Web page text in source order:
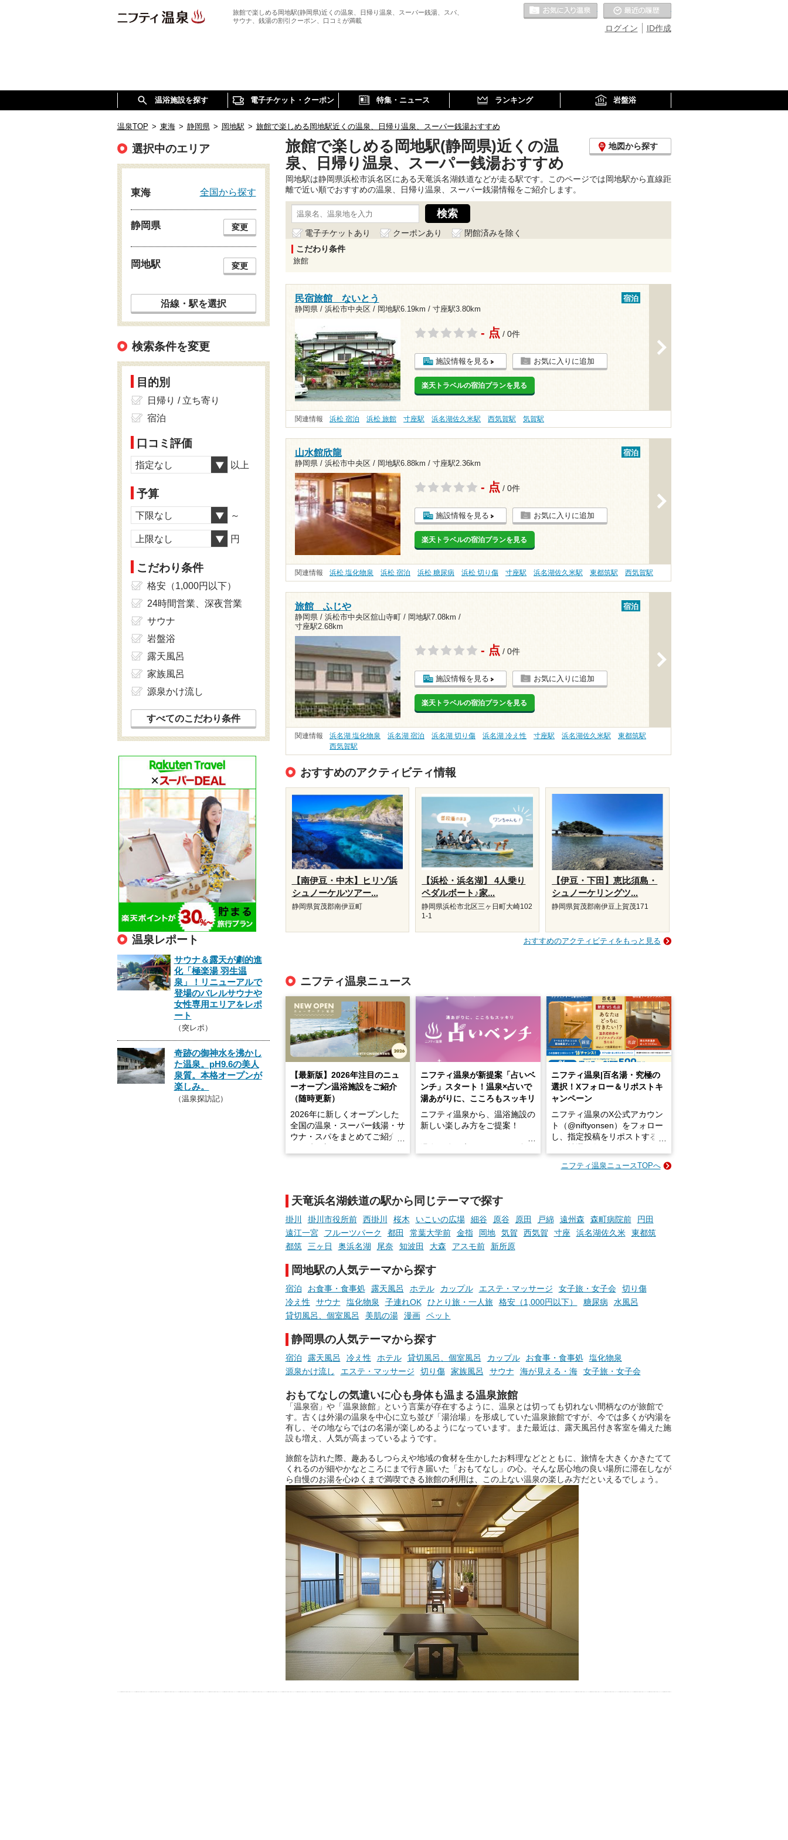
旅館で楽しめる岡地駅(静岡県)近くの温泉、日帰り温泉、スーパー銭湯、スパ、
サウナ、銭湯の割引クーポン、口コミが満載
ID作成
ログイン
お気に入りの温泉
温浴施設を探す 電子チケット・クーポン 特集・ニュース ランキング 岩盤浴
温泉TOP > 東海 > 静岡県 > 岡地駅 > 旅館で楽しめる岡地駅近くの温泉、日帰り温泉、スーパー銭湯おすすめ
旅館で楽しめる岡地駅(静岡県)近くの温
泉、日帰り温泉、スーパー銭湯おすすめ
地図から探す
岡地駅は静岡県浜松市浜名区にある天竜浜名湖鉄道などが走る駅です。このページでは岡地駅から直線距
離で近い順でおすすめの温泉、日帰り温泉、スーパー銭湯情報をご紹介します。
電子チケットあり クーポンあり
閉館済みを除く
こだわり条件
旅館
民宿旅館 ないとう
静岡県 / 浜松市中央区 / 岡地駅6.19km / 寸座駅3.80km
宿泊
- 点 / 0件
施設情報を見る お気に入りに追加
楽天トラベルの宿泊プランを見る
関連情報 浜松 宿泊 浜松 旅館 寸座駅 浜名湖佐久米駅 西気賀駅 気賀駅
山水館欣龍
静岡県 / 浜松市中央区 / 岡地駅6.88km / 寸座駅2.36km
宿泊
- 点 / 0件
施設情報を見る お気に入りに追加
楽天トラベルの宿泊プランを見る
関連情報 浜松 塩化物泉 浜松 宿泊 浜松 糖尿病 浜松 切り傷 寸座駅 浜名湖佐久米駅 東都筑駅 西気賀駅
旅館 ふじや
静岡県 / 浜松市中央区舘山寺町 / 岡地駅7.08km /
寸座駅2.68km
宿泊
- 点 / 0件
施設情報を見る お気に入りに追加
楽天トラベルの宿泊プランを見る
関連情報 浜名湖 塩化物泉 浜名湖 宿泊 浜名湖 切り傷 浜名湖 冷え性 寸座駅 浜名湖佐久米駅
東都筑駅
西気賀駅
おすすめのアクティビティ情報
【南伊豆・中木】ヒリゾ浜
シュノーケルツアー...
静岡県賀茂郡南伊豆町
【浜松・浜名湖】 4人乗り
ペダルボート♪家...
静岡県浜松市北区三ヶ日町大崎102
1-1
【伊豆・下田】恵比須島・
シュノーケリングツ...
静岡県賀茂郡南伊豆上賀茂171
おすすめのアクティビティをもっと見る
ニフティ温泉ニュース
【最新版】2026年注目のニュ
ーオープン温浴施設をご紹介
（随時更新）
2026年に新しくオープンした
全国の温泉・スーパー銭湯・サ
ウナ・スパをまとめてご紹介！
います。
現地取材記事もあわせて紹介し
ていますので、気になる施設は
ぜひチェックして次のおでかけ
先の参考にしてみてください
ニフティ温泉が新提案「占いベ
ンチ」スタート！温泉×占いで
湯あがりに、こころもスッキリ
ニフティ温泉から、温浴施設の
新しい楽しみ方をご提案！
手相やタロットなど気軽に楽し
める占いで、“ととのう”おふろ
時間を、もっと特別に。
ニフティ温泉|百名湯・究極の
選択！Xフォロー＆リポストキ
ャンペーン
ニフティ温泉のX公式アカウン
ト（@niftyonsen）をフォロー
し、指定投稿をリポストする
GIFT500円分をプレゼントい
ニフティ温泉ニュースTOPへ
天竜浜名湖鉄道の駅から同じテーマで探す
掛川 掛川市役所前 西掛川 桜木 いこいの広場 細谷 原谷 原田 戸綿 遠州森 森町病院前
円田
遠江一宮
フルーツパーク 都田 常葉大学前 金指 岡地 気賀 西気賀 寸座 浜名湖佐久米
東都筑
都筑
三ヶ日 奥浜名湖 尾奈 知波田 大森 アスモ前 新所原
岡地駅の人気テーマから探す
宿泊 お食事・食事処 露天風呂 ホテル カップル エステ・マッサージ 女子旅・女子会
切り傷
冷え性
サウナ 塩化物泉 子連れOK ひとり旅・一人旅 格安（1,000円以下） 糖尿病
水風呂
貸切風呂、個室風呂
美肌の湯 漫画 ペット
静岡県の人気テーマから探す
宿泊 露天風呂 冷え性 ホテル 貸切風呂、個室風呂 カップル お食事・食事処
塩化物泉
源泉かけ流し
エステ・マッサージ 切り傷 家族風呂 サウナ 海が見える・海 女子旅・女子会
おもてなしの気遣いに心も身体も温まる温泉旅館
「温泉宿」や「温泉旅館」という言葉が存在するように、温泉とは切っても切れない間柄なのが旅館で
す。古くは外湯の温泉を中心に立ち並び「湯治場」を形成していた温泉旅館ですが、今では多くが内湯を
有し、その地ならではの名湯が楽しめるようになっています。また最近は、露天風呂付き客室を備えた施
設も増え、人気が高まっているようです。
旅館を訪れた際、趣あるしつらえや地域の食材を生かしたお料理などとともに、旅情を大きくかきたてて
くれるのが細やかなところにまで行き届いた「おもてなし」の心。そんな居心地の良い場所に滞在しなが
ら自慢のお湯を心ゆくまで満喫できる旅館の利用は、この上ない温泉の楽しみ方だといえるでしょう。
選択中のエリア
東海 全国から探す
静岡県 変更
岡地駅 変更
沿線・駅を選択
検索条件を変更
目的別
日帰り / 立ち寄り
宿泊
口コミ評価
指定なし 以上
予算
下限なし ～
上限なし 円
こだわり条件
格安（1,000円以下）
24時間営業、深夜営業
サウナ
岩盤浴
露天風呂
家族風呂
源泉かけ流し
すべてのこだわり条件
温泉レポート
サウナ＆露天が劇的進
化「極楽湯 羽生温
泉」！リニューアルで
登場のバレルサウナや
女性専用エリアをレポ
ート
（突レポ）
奇跡の御神水を沸かし
た温泉。pH9.6の美人
泉質。本格オープンが
楽しみ。
（温泉探訪記）